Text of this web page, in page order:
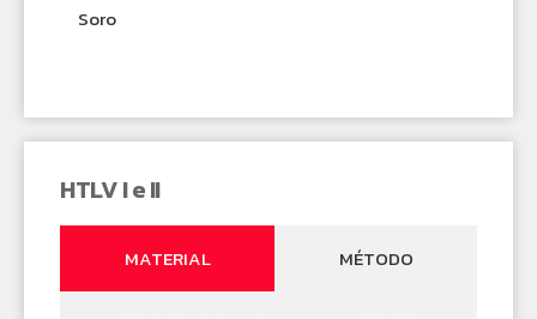
Soro
HTLV I e II
MATERIAL MÉTODO